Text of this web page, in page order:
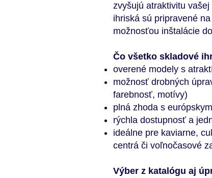
zvyšujú atraktivitu
ihriská sú pripravené
možnosťou inštalácie
Čo všetko skladové
overené modely s
možnosť drobných
farebnosť, motívy)
plná zhoda s
rýchla dostupnosť a
ideálne pre kaviarne,
centrá či voľnočasové
Výber z katalógu aj